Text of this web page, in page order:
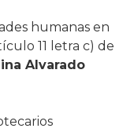
humanas en
11 letra c) de
Alvarado